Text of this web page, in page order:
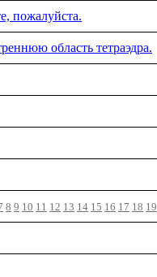
пожалуйста.
область тетраэдра.
8 9 10 11 12 13 14 15 16 17 18 19